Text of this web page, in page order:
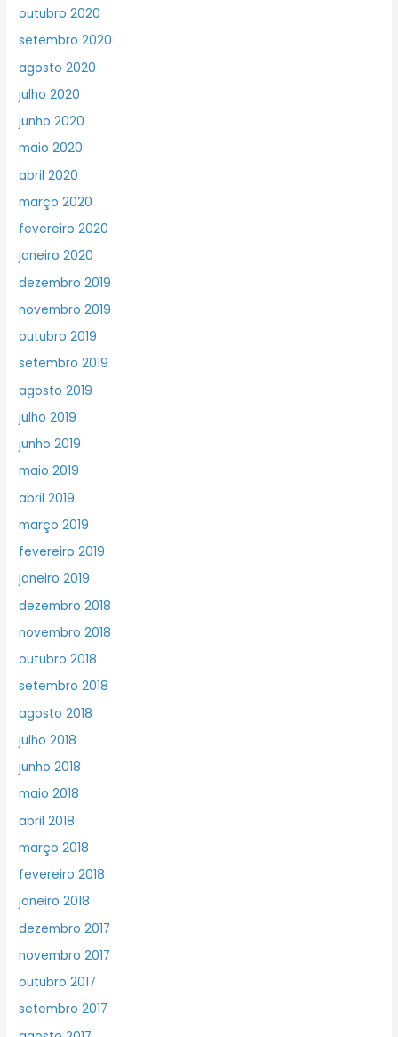
outubro 2020
setembro 2020
agosto 2020
julho 2020
junho 2020
maio 2020
abril 2020
março 2020
fevereiro 2020
janeiro 2020
dezembro 2019
novembro 2019
outubro 2019
setembro 2019
agosto 2019
julho 2019
junho 2019
maio 2019
abril 2019
março 2019
fevereiro 2019
janeiro 2019
dezembro 2018
novembro 2018
outubro 2018
setembro 2018
agosto 2018
julho 2018
junho 2018
maio 2018
abril 2018
março 2018
fevereiro 2018
janeiro 2018
dezembro 2017
novembro 2017
outubro 2017
setembro 2017